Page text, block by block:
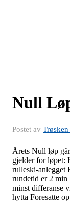
Null
Postet av
Årets Null løp
gjelder for løpet:
rulleski-anlegget
rundetid er 2 min
minst differanse
hytta Foresatte